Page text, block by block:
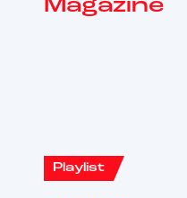
Magazine
Playlist